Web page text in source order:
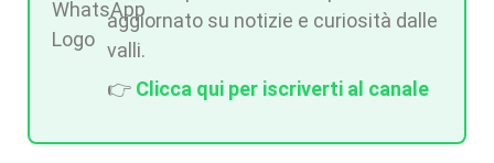
aggiornato su notizie e curiosità dalle
valli.
👉 Clicca qui per iscriverti al canale